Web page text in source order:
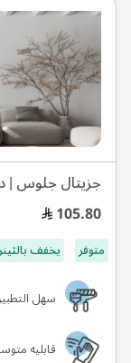
جزيتال جلوس |
105.80
متوفر يخفف
سهل
قابليه